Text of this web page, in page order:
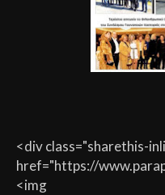
<div class="sharethis-
href="https://
<img